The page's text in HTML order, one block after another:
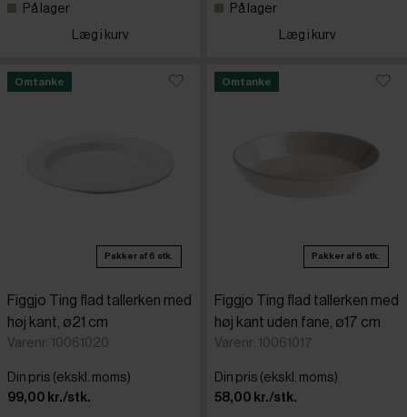
På lager
Læg i kurv
På lager
Læg i kurv
Omtanke
Pakker af 6 stk.
Figgjo Ting flad tallerken med
høj kant, ø21 cm
Varenr: 10061020
Din pris (ekskl. moms)
99,00 kr./stk.
Omtanke
Pakker af 6 stk.
Figgjo Ting flad tallerken med
høj kant uden fane, ø17 cm
Varenr: 10061017
Din pris (ekskl. moms)
58,00 kr./stk.